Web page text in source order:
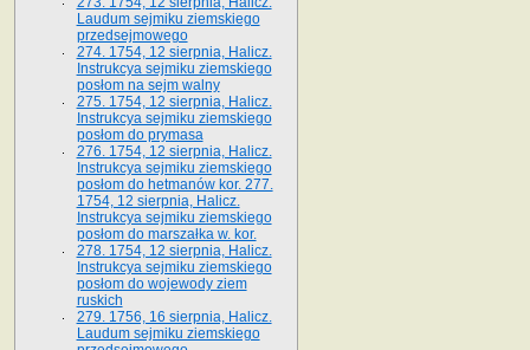
Laudum sejmiku ziemskiego
przedsejmowego
274. 1754, 12 sierpnia, Halicz.
Instrukcya sejmiku ziemskiego
posłom na sejm walny
275. 1754, 12 sierpnia, Halicz.
Instrukcya sejmiku ziemskiego
posłom do prymasa
276. 1754, 12 sierpnia, Halicz.
Instrukcya sejmiku ziemskiego
posłom do hetmanów kor. 277.
1754, 12 sierpnia, Halicz.
Instrukcya sejmiku ziemskiego
posłom do marszałka w. kor.
278. 1754, 12 sierpnia, Halicz.
Instrukcya sejmiku ziemskiego
posłom do wojewody ziem
ruskich
279. 1756, 16 sierpnia, Halicz.
Laudum sejmiku ziemskiego